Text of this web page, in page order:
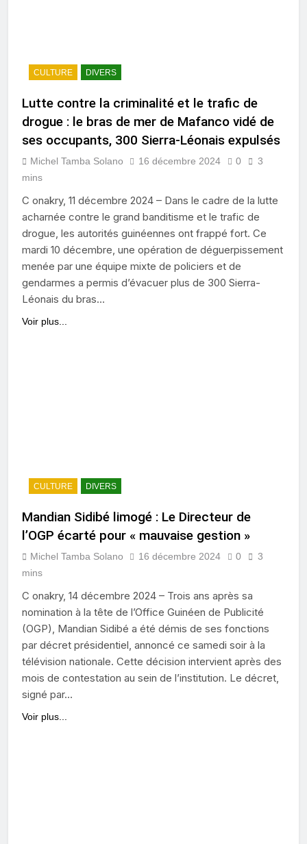
CULTURE DIVERS
Lutte contre la criminalité et le trafic de
drogue : le bras de mer de Mafanco vidé de
ses occupants, 300 Sierra-Léonais expulsés
Michel Tamba Solano 16 décembre 2024 0
3
mins
C onakry, 11 décembre 2024 – Dans le cadre de la lutte
acharnée contre le grand banditisme et le trafic de
drogue, les autorités guinéennes ont frappé fort. Ce
mardi 10 décembre, une opération de déguerpissement
menée par une équipe mixte de policiers et de
gendarmes a permis d’évacuer plus de 300 Sierra-
Léonais du bras…
Voir plus...
CULTURE DIVERS
Mandian Sidibé limogé : Le Directeur de
l’OGP écarté pour « mauvaise gestion »
Michel Tamba Solano 16 décembre 2024 0
3
mins
C onakry, 14 décembre 2024 – Trois ans après sa
nomination à la tête de l’Office Guinéen de Publicité
(OGP), Mandian Sidibé a été démis de ses fonctions
par décret présidentiel, annoncé ce samedi soir à la
télévision nationale. Cette décision intervient après des
mois de contestation au sein de l’institution. Le décret,
signé par…
Voir plus...